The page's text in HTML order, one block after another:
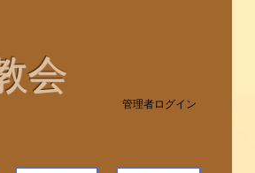
会
管理者ログイン